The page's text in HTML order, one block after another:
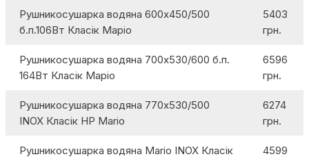
Рушникосушарка водяна 600х450/500
б.п.106Вт Класік Маріо
5403
грн.
Рушникосушарка водяна 700х530/600 б.п.
164Вт Класік Маріо
6596
грн.
Рушникосушарка водяна 770х530/500
INOX Класік НР Mario
6274
грн.
Рушникосушарка водяна Mario INOX Класік
4599